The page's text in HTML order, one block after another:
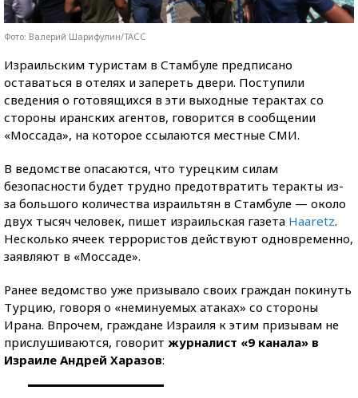
Фото: Валерий Шарифулин/ТАСС
Израильским туристам в Стамбуле предписано
оставаться в отелях и запереть двери. Поступили
сведения о готовящихся в эти выходные терактах со
стороны иранских агентов, говорится в сообщении
«Моссада», на которое ссылаются местные СМИ.
В ведомстве опасаются, что турецким силам
безопасности будет трудно предотвратить теракты из-
за большого количества израильтян в Стамбуле — около
двух тысяч человек, пишет израильская газета Haaretz.
Несколько ячеек террористов действуют одновременно,
заявляют в «Моссаде».
Ранее ведомство уже призывало своих граждан покинуть
Турцию, говоря о «неминуемых атаках» со стороны
Ирана. Впрочем, граждане Израиля к этим призывам не
прислушиваются, говорит журналист «9 канала» в
Израиле Андрей Харазов: